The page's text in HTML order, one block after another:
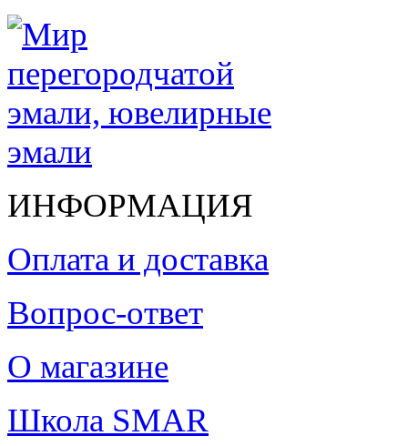
ИНФОРМАЦИЯ
Оплата и доставка
Вопрос-ответ
О магазине
Школа SMAR